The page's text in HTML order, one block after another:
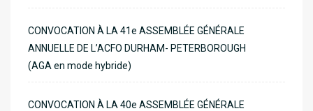
CONVOCATION À LA 41e ASSEMBLÉE GÉNÉRALE
ANNUELLE DE L’ACFO DURHAM- PETERBOROUGH
(AGA en mode hybride)
CONVOCATION À LA 40e ASSEMBLÉE GÉNÉRALE